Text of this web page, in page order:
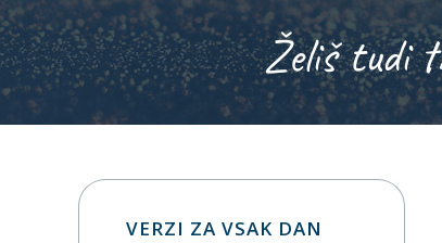
Želiš tudi
VERZI ZA VSAK DAN